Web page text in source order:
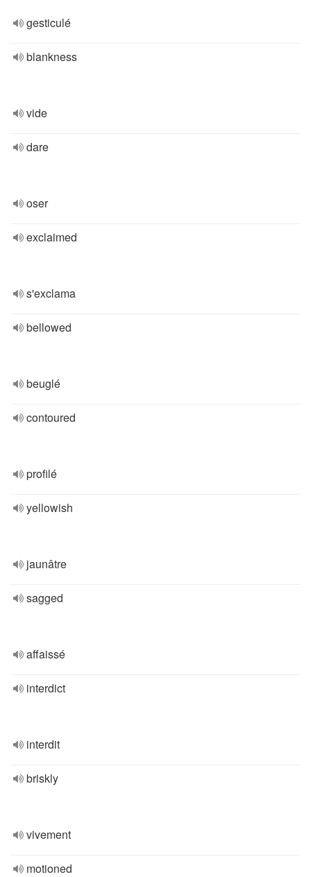
gesticulé
blankness
vide
dare
oser
exclaimed
s'exclama
bellowed
beuglé
contoured
profilé
yellowish
jaunâtre
sagged
affaissé
interdict
interdit
briskly
vivement
motioned